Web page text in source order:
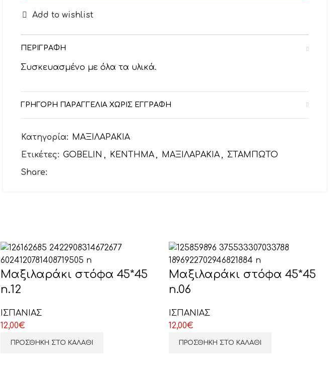
Add to wishlist
ΠΕΡΙΓΡΑΦΉ
Συσκευασμένο με όλα τα υλικά.
ΓΡΗΓΟΡΗ ΠΑΡΑΓΓΕΛΙΑ ΧΩΡΙΣ ΕΓΓΡΑΦΗ
Κατηγορία:
ΜΑΞΙΛΑΡΑΚΙΑ
Ετικέτες: GOBELIN ΚΕΝΤΗΜΑ ΜΑΞΙΛΑΡΑΚΙΑ
ΣΤΑΜΠΩΤΟ
Share:
Μαξιλαράκι στόφα 45*45
n.12
ΙΣΠΑΝΙΑΣ
12,00€
ΠΡΟΣΘΉΚΗ ΣΤΟ ΚΑΛΆΘΙ
Μαξιλαράκι στόφα 45*45
n.06
ΙΣΠΑΝΙΑΣ
12,00€
ΠΡΟΣΘΉΚΗ ΣΤΟ ΚΑΛΆΘΙ